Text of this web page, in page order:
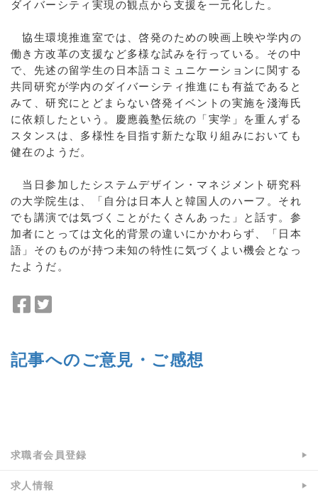
ダイバーシティ実現の観点から支援を一元化した。
協生環境推進室では、啓発のための映画上映や学内の
働き方改革の支援など多様な試みを行っている。その中
で、先述の留学生の日本語コミュニケーションに関する
共同研究が学内のダイバーシティ推進にも有益であると
みて、研究にとどまらない啓発イベントの実施を淺海氏
に依頼したという。慶應義塾伝統の「実学」を重んずる
スタンスは、多様性を目指す新たな取り組みにおいても
健在のようだ。
当日参加したシステムデザイン・マネジメント研究科
の大学院生は、「自分は日本人と韓国人のハーフ。それ
でも講演では気づくことがたくさんあった」と話す。参
加者にとっては文化的背景の違いにかかわらず、「日本
語」そのものが持つ未知の特性に気づくよい機会となっ
たようだ。
e
b
シ
ア
ェ
記事へのご意見・ご感想
求職者会員登録
求人情報